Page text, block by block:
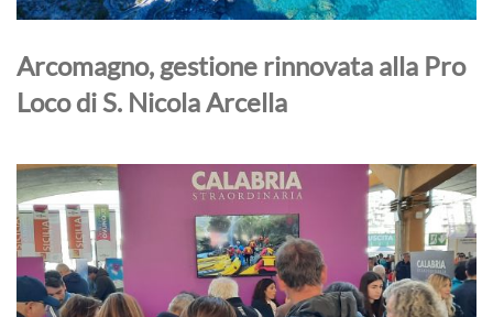
Arcomagno, gestione rinnovata alla Pro
Loco di S. Nicola Arcella